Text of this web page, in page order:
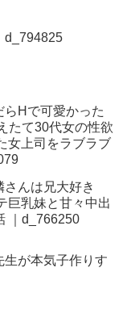
d_794825
Hで可愛かった
たて30代女の性欲
女上司をラブラブ
んは兄大好き
巨乳妹と甘々中出
｜d_766250
生が本気子作りす